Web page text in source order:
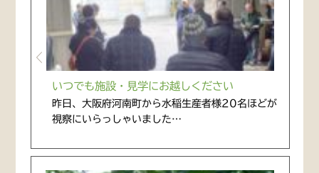
いつでも施設・見学にお越しください
昨日、大阪府河南町から水稲生産者様20名ほどが
視察にいらっしゃいました…